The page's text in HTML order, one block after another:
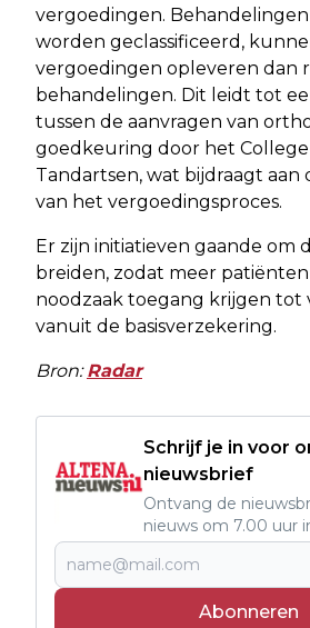
vergoedingen.
worden geclassificeerd,
vergoedingen opleveren dan
behandelingen. Dit leidt tot
tussen de aanvragen van
goedkeuring door het College
Tandartsen, wat bijdraagt aan
van het vergoedingsproces.
Er zijn initiatieven gaande om
breiden, zodat meer
noodzaak toegang krijgen tot
vanuit de basisverzekering.
Bron:Radar
Schrijf je in voor
nieuwsbrief
Ontvang de
nieuws om 7.00 uur
Abonneren